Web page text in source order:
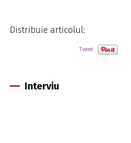
Distribuie articolul:
Tweet
Interviu